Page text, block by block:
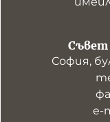
Съвет
София,
е-